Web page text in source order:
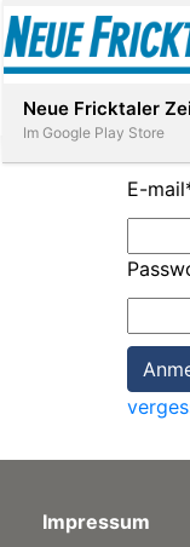
Paper
App
E-mail
Impressum
Neue Fricktaler
Im Google Play Store